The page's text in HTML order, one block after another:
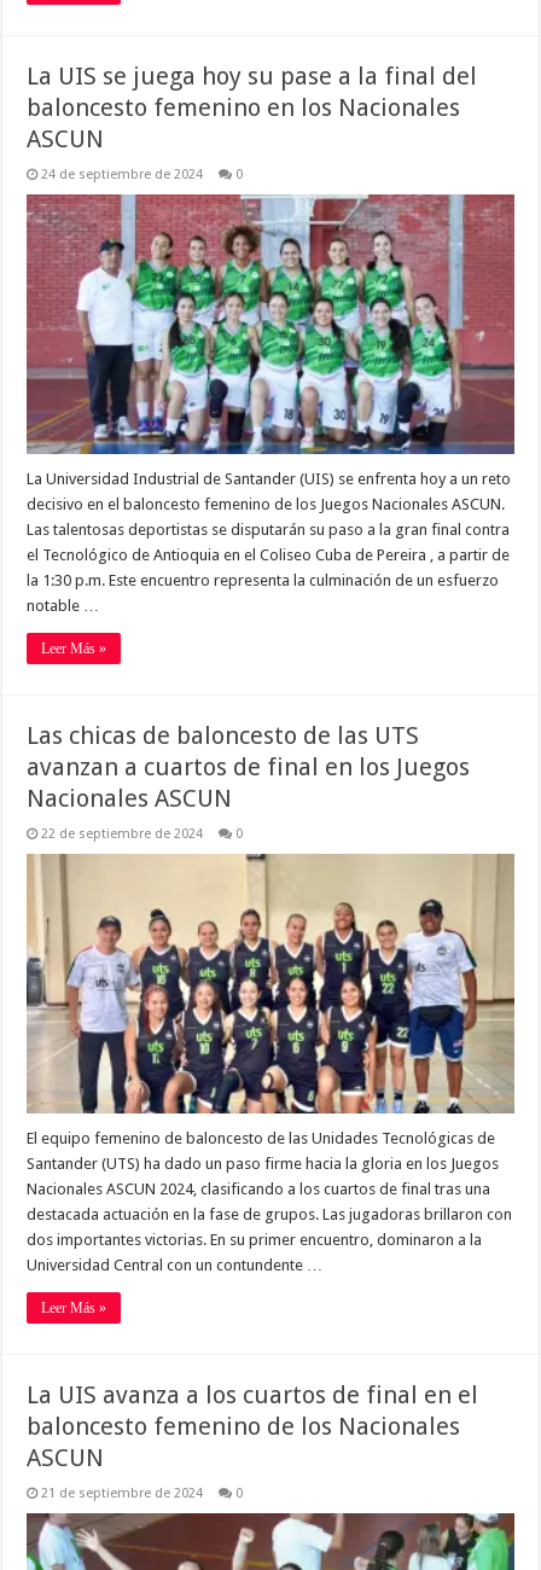
La UIS se juega hoy su pase a la final del
baloncesto femenino en los Nacionales
ASCUN
24 de septiembre de 2024 0
La Universidad Industrial de Santander (UIS) se enfrenta hoy a un reto
decisivo en el baloncesto femenino de los Juegos Nacionales ASCUN.
Las talentosas deportistas se disputarán su paso a la gran final contra
el Tecnológico de Antioquia en el Coliseo Cuba de Pereira , a partir de
la 1:30 p.m. Este encuentro representa la culminación de un esfuerzo
notable …
Leer Más »
Las chicas de baloncesto de las UTS
avanzan a cuartos de final en los Juegos
Nacionales ASCUN
22 de septiembre de 2024 0
El equipo femenino de baloncesto de las Unidades Tecnológicas de
Santander (UTS) ha dado un paso firme hacia la gloria en los Juegos
Nacionales ASCUN 2024, clasificando a los cuartos de final tras una
destacada actuación en la fase de grupos. Las jugadoras brillaron con
dos importantes victorias. En su primer encuentro, dominaron a la
Universidad Central con un contundente …
Leer Más »
La UIS avanza a los cuartos de final en el
baloncesto femenino de los Nacionales
ASCUN
21 de septiembre de 2024 0